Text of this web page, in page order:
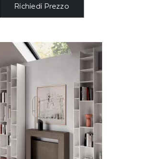
Richiedi Prezzo